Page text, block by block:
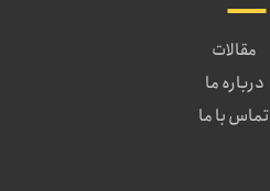
مقالات
درباره ما
تماس با ما